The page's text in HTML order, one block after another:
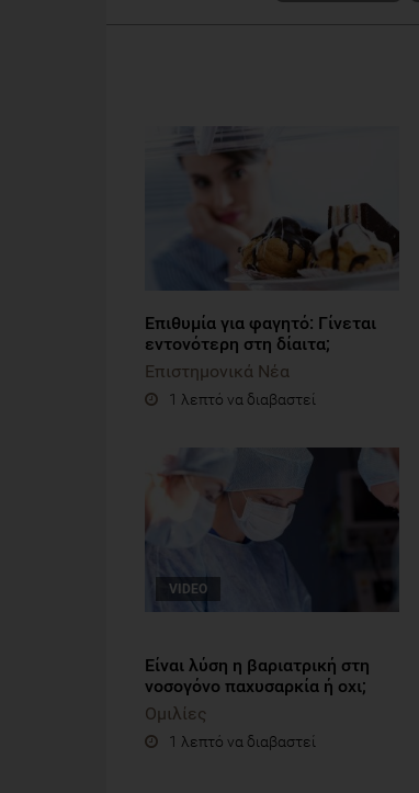
Επιθυμία για φαγητό: Γίνεται
εντονότερη στη δίαιτα;
Επιστημονικά Νέα
1 λεπτό να διαβαστεί
VIDEO
Είναι λύση η βαριατρική στη
νοσογόνο παχυσαρκία ή οχι;
Ομιλίες
1 λεπτό να διαβαστεί